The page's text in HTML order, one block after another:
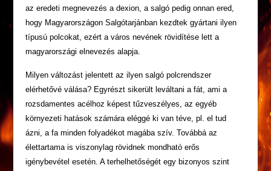
az eredeti megnevezés a dexion, a salgó pedig onnan ered,
hogy Magyarországon Salgótarjánban kezdtek gyártani ilyen
típusú polcokat, ezért a város nevének rövidítése lett a
magyarországi elnevezés alapja.
Milyen változást jelentett az ilyen salgó polcrendszer
elérhetővé válása? Egyrészt sikerült leváltani a fát, ami a
rozsdamentes acélhoz képest tűzveszélyes, az egyéb
környezeti hatások számára eléggé ki van téve, pl. el tud
ázni, a fa minden folyadékot magába szív. Továbbá az
élettartama is viszonylag rövidnek mondható erős
igénybevétel esetén. A terhelhetőségét egy bizonyos szint